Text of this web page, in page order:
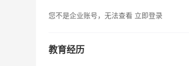
您不是企业账号，无法查看 立即登录
教育经历